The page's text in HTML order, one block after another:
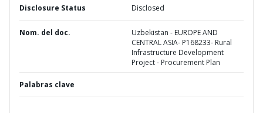
Disclosure Status Disclosed
Nom. del doc.
Uzbekistan - EUROPE AND
CENTRAL ASIA- P168233- Rural
Infrastructure Development
Project - Procurement Plan
Palabras clave